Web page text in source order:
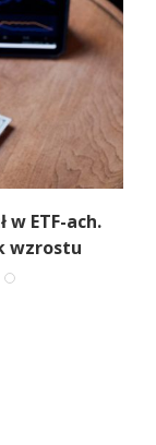
ETF-ach.
wzrostu